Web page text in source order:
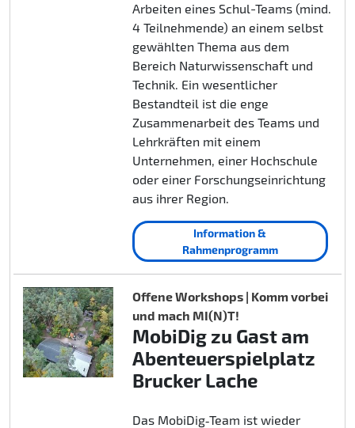
Arbeiten eines Schul-Teams (mind.
4 Teilnehmende) an einem selbst
gewählten Thema aus dem
Bereich Naturwissenschaft und
Technik. Ein wesentlicher
Bestandteil ist die enge
Zusammenarbeit des Teams und
Lehrkräften mit einem
Unternehmen, einer Hochschule
oder einer Forschungseinrichtung
aus ihrer Region.
Information &
Rahmenprogramm
Offene Workshops | Komm vorbei
und mach MI(N)T!
MobiDig zu Gast am
Abenteuerspielplatz
Brucker Lache
Das MobiDig‑Team ist wieder